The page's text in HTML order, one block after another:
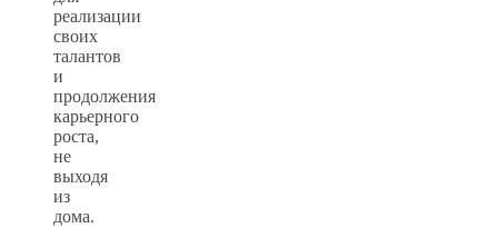
реализации
своих
талантов
и
продолжения
карьерного
роста,
не
выходя
из
дома.